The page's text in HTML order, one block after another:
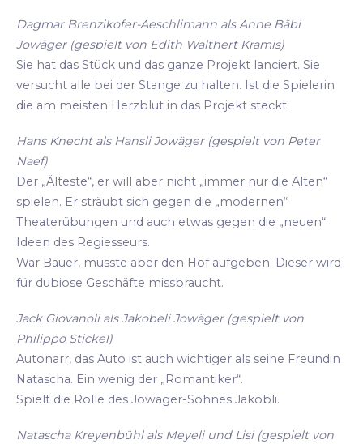
Dagmar Brenzikofer-Aeschlimann als Anne Bäbi
Jowäger (gespielt von Edith Walthert Kramis)
Sie hat das Stück und das ganze Projekt lanciert. Sie
versucht alle bei der Stange zu halten. Ist die Spielerin
die am meisten Herzblut in das Projekt steckt.
Hans Knecht als Hansli Jowäger (gespielt von Peter
Naef)
Der „Älteste“, er will aber nicht „immer nur die Alten“
spielen. Er sträubt sich gegen die „modernen“
Theaterübungen und auch etwas gegen die „neuen“
Ideen des Regiesseurs.
War Bauer, musste aber den Hof aufgeben. Dieser wird
für dubiose Geschäfte missbraucht.
Jack Giovanoli als Jakobeli Jowäger (gespielt von
Philippo Stickel)
Autonarr, das Auto ist auch wichtiger als seine Freundin
Natascha. Ein wenig der „Romantiker“.
Spielt die Rolle des Jowäger-Sohnes Jakobli.
Natascha Kreyenbühl als Meyeli und Lisi (gespielt von